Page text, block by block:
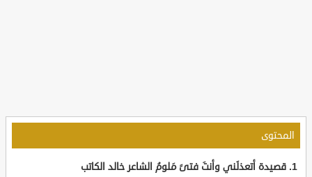
المحتوى
قصيدة أتعذلَني وأنتَ فتىً مَلومُ الشاعر خالد الكاتب